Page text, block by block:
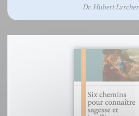
Dr. Hubert Larcher